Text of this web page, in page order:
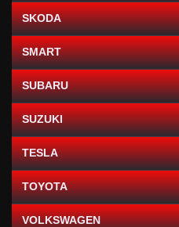
SKODA
SMART
SUBARU
SUZUKI
TESLA
TOYOTA
VOLKSWAGEN